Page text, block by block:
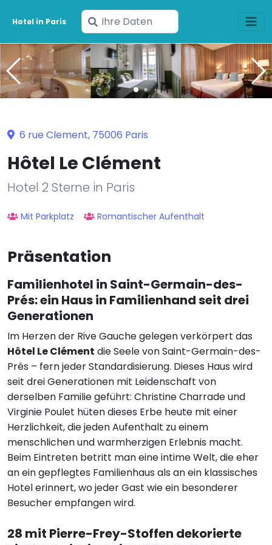
Hotel in Paris
Geben
Sie
Ihre
Daten
ein
6 rue Clement, 75006 Paris
Hôtel Le Clément
Hotel 2 Sterne in Paris
Mit Parkplatz Romantischer Aufenthalt
Präsentation
Familienhotel in Saint-Germain-des-
Prés: ein Haus in Familienhand seit drei
Generationen
Im Herzen der Rive Gauche gelegen verkörpert das
Hôtel Le Clément die Seele von Saint-Germain-des-
Prés – fern jeder Standardisierung. Dieses Haus wird
seit drei Generationen mit Leidenschaft von
derselben Familie geführt: Christine Charrade und
Virginie Poulet hüten dieses Erbe heute mit einer
Herzlichkeit, die jeden Aufenthalt zu einem
menschlichen und warmherzigen Erlebnis macht.
Beim Eintreten betritt man eine intime Welt, die eher
an ein gepflegtes Familienhaus als an ein klassisches
Hotel erinnert, wo jeder Gast wie ein besonderer
Besucher empfangen wird.
28 mit Pierre-Frey-Stoffen dekorierte